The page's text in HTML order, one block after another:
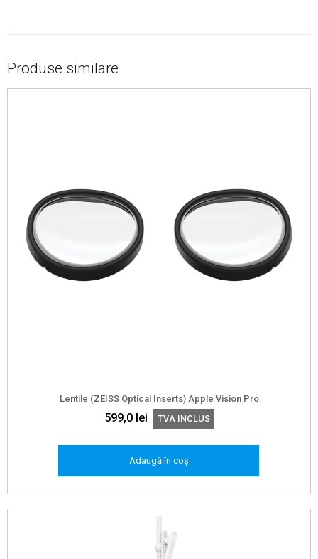
Produse similare
Lentile (ZEISS Optical Inserts) Apple Vision Pro
599,0 lei TVA INCLUS
Adaugă în coș